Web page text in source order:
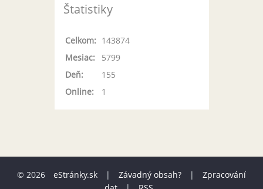
Štatistiky
Online: 1
Celkom: 143874
Mesiac:
5799
Deň:
155
© 2026 eStránky.sk | Závadný obsah? |
Zpracování